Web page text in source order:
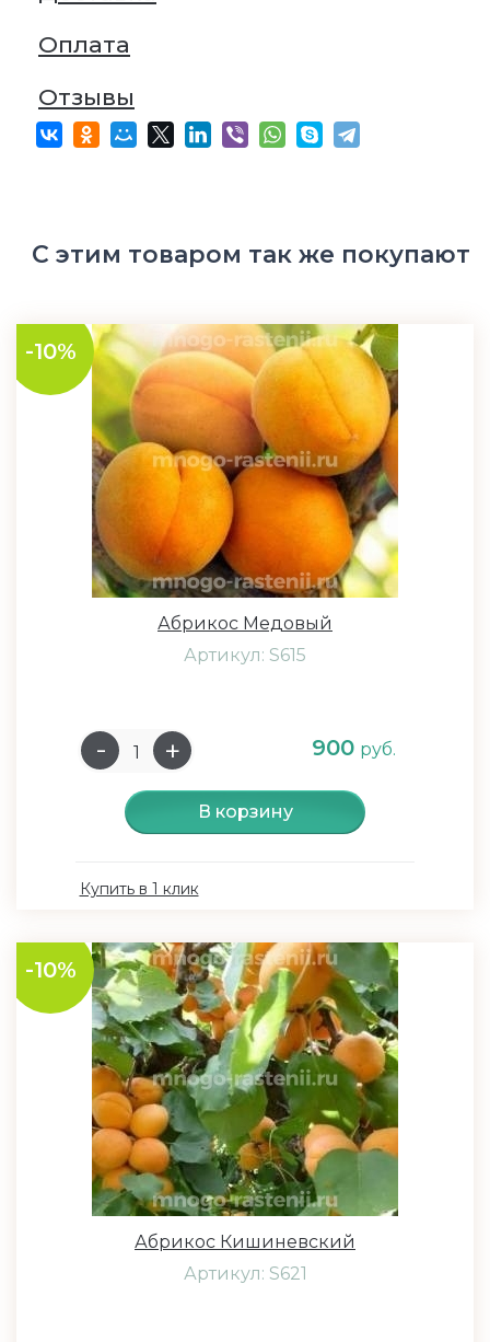
Оплата
Отзывы
С этим товаром так же покупают
-10%
Абрикос Медовый
Артикул: S615
900 руб.
В корзину
Купить в 1 клик
-10%
Абрикос Кишиневский
Артикул: S621